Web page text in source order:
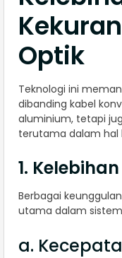
Optik
Teknologi ini
dibanding kabel
aluminium, tetapi
terutama dalam hal
1.
Berbagai
utama dalam
a.